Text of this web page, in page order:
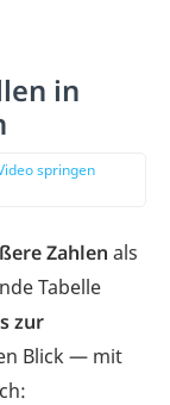
in
springen
Zahlen als
Tabelle
zur
Blick — mit